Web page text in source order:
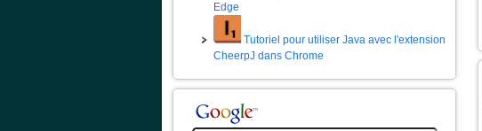
Edge
Tutoriel pour utiliser Java avec l'extension
CheerpJ dans Chrome